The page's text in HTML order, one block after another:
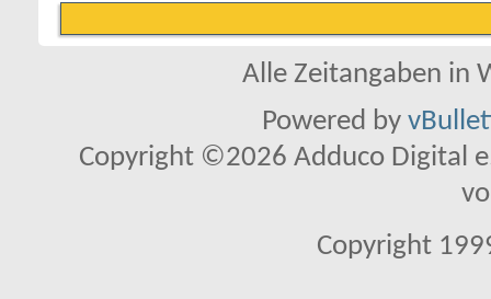
Alle Zeitangaben in
Powered by
Copyright ©2026 Adduco Digital
Copyright